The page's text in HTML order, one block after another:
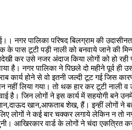
नगर पालिका परिषद बिलग्राम की
के पास टूटी पड़ी नाली को बनवाये जाने की
कर उसे नजर अंदाज किया लोगों को हो
है। नगर पालिका ने पिछले दो महीने पूर्व ही
कार्य होने से वो इतनी जल्दी टूट गई जिस
नहीं लिया गया। तो थक हार कर टूटी नाली
है। जिन लोगों ने इस कार्य में सहयोगी बने
खान,आफताब शेख, हैं। इन्हीं लोगों ने
लोगों ने कई बार चक्कर लगाये लेकिन न तो
आखिरकार वार्ड के लोगों ने चंदा एकत्रित